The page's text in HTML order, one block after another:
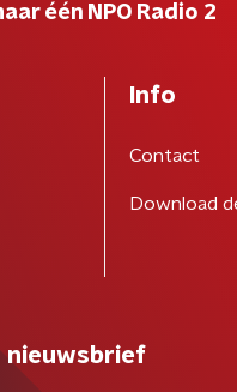
één NPO Radio 2
Info
Contact
Download
nieuwsbrief